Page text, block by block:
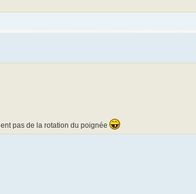
pas de la rotation du poignée